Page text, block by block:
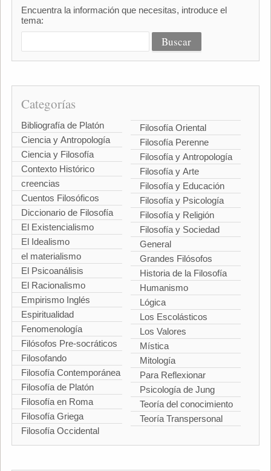
Encuentra la información que necesitas, introduce el
tema:
Categorías
Bibliografía de Platón
Ciencia y Antropología
Ciencia y Filosofía
Contexto Histórico
creencias
Cuentos Filosóficos
Diccionario de Filosofía
El Existencialismo
El Idealismo
el materialismo
El Psicoanálisis
El Racionalismo
Empirismo Inglés
Espiritualidad
Fenomenología
Filósofos Pre-socráticos
Filosofando
Filosofía Contemporánea
Filosofía de Platón
Filosofía en Roma
Filosofía Griega
Filosofía Occidental
Filosofía Oriental
Filosofía Perenne
Filosofía y Antropología
Filosofía y Arte
Filosofía y Educación
Filosofía y Psicología
Filosofía y Religión
Filosofía y Sociedad
General
Grandes Filósofos
Historia de la Filosofía
Humanismo
Lógica
Los Escolásticos
Los Valores
Mística
Mitología
Para Reflexionar
Psicología de Jung
Teoría del conocimiento
Teoría Transpersonal